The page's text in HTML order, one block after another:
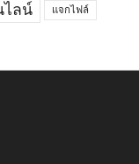
ไลน์ แจกไฟล์